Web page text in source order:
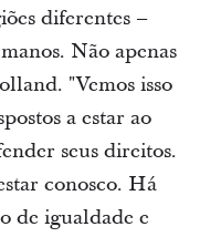
diferentes –
Não apenas
"Vemos isso
a estar ao
seus direitos.
conosco. Há
de igualdade e